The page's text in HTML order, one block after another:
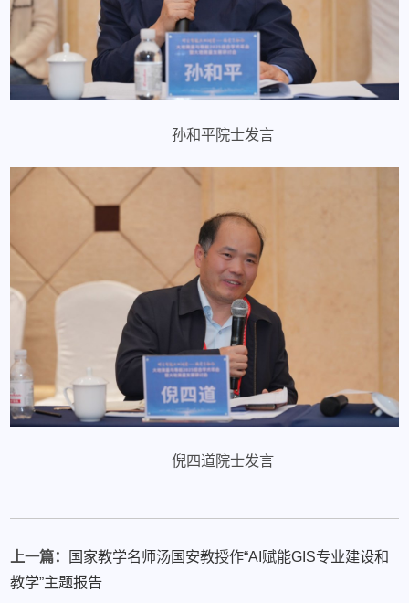
孙和平院士发言
倪四道院士发言
上一篇： 国家教学名师汤国安教授作“AI赋能GIS专业建设和
教学”主题报告